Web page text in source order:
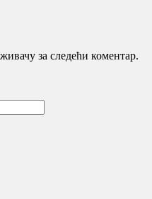
за следећи коментар.